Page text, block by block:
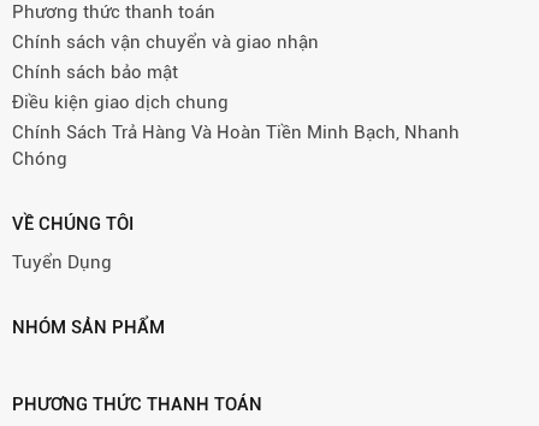
Phương thức thanh toán
Chính sách vận chuyển và giao nhận
Chính sách bảo mật
Điều kiện giao dịch chung
Chính Sách Trả Hàng Và Hoàn Tiền Minh Bạch, Nhanh
Chóng
VỀ CHÚNG TÔI
Tuyển Dụng
NHÓM SẢN PHẨM
PHƯƠNG THỨC THANH TOÁN